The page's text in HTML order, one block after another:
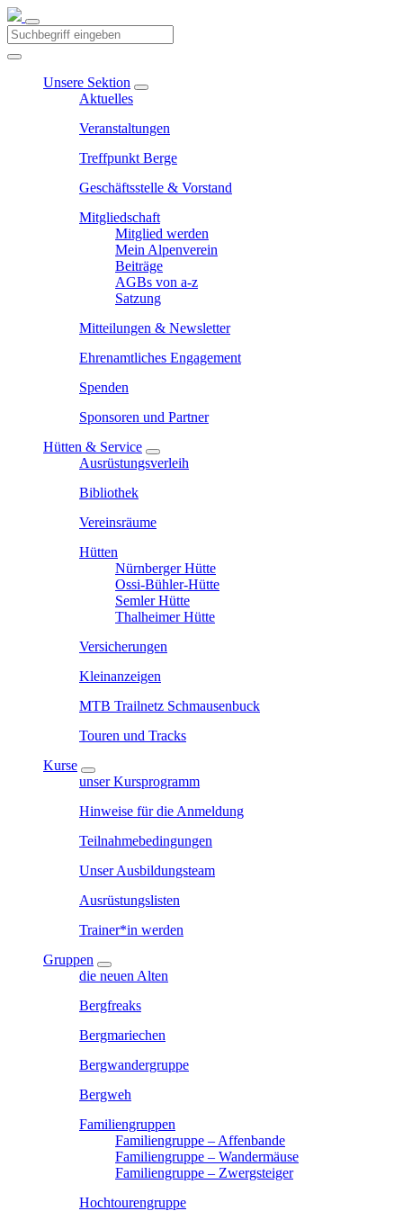
Unsere Sektion
Aktuelles
Veranstaltungen
Treffpunkt Berge
Geschäftsstelle & Vorstand
Mitgliedschaft
Mitglied werden
Mein Alpenverein
Beiträge
AGBs von a-z
Satzung
Mitteilungen & Newsletter
Ehrenamtliches Engagement
Spenden
Sponsoren und Partner
Hütten & Service
Ausrüstungsverleih
Bibliothek
Vereinsräume
Hütten
Nürnberger Hütte
Ossi-Bühler-Hütte
Semler Hütte
Thalheimer Hütte
Versicherungen
Kleinanzeigen
MTB Trailnetz Schmausenbuck
Touren und Tracks
Kurse
unser Kursprogramm
Hinweise für die Anmeldung
Teilnahmebedingungen
Unser Ausbildungsteam
Ausrüstungslisten
Trainer*in werden
Gruppen
die neuen Alten
Bergfreaks
Bergmariechen
Bergwandergruppe
Bergweh
Familiengruppen
Familiengruppe – Affenbande
Familiengruppe – Wandermäuse
Familiengruppe – Zwergsteiger
Hochtourengruppe